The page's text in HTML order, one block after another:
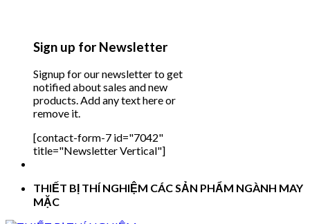
Sign up for Newsletter
Signup for our newsletter to get
notified about sales and new
products. Add any text here or
remove it.
[contact-form-7 id="7042"
title="Newsletter Vertical"]
THIẾT BỊ THÍ NGHIỆM CÁC SẢN PHẨM NGÀNH MAY
MẶC